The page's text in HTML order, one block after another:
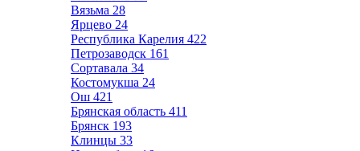
Вязьма 28
Ярцево 24
Республика Карелия 422
Петрозаводск 161
Сортавала 34
Костомукша 24
Ош 421
Брянская область 411
Брянск 193
Клинцы 33